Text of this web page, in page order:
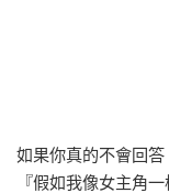
如果你真的不會回
『假如我像女主角